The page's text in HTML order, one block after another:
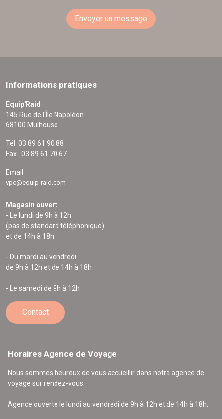
Envoyer un message
Informations pratiques
Equip'Raid
145 Rue de l'Île Napoléon
68100 Mulhouse
Tél. 03 89 61 90 88
Fax : 03 89 61 70 67
Email
vpc@equip-raid.com
Magasin ouvert
- Le lundi de 9h à 12h
(pas de standard téléphonique)
et de 14h à 18h
- Du mardi au vendredi
de 9h à 12h et de 14h à 18h
- Le samedi de 9h à 12h
Contact
Horaires Agence de Voyage
Nous sommes heureux de vous accueillir dans notre agence de
voyage sur rendez-vous.
Agence ouverte le lundi au vendredi de 9h à 12h et de 14h à 18h.